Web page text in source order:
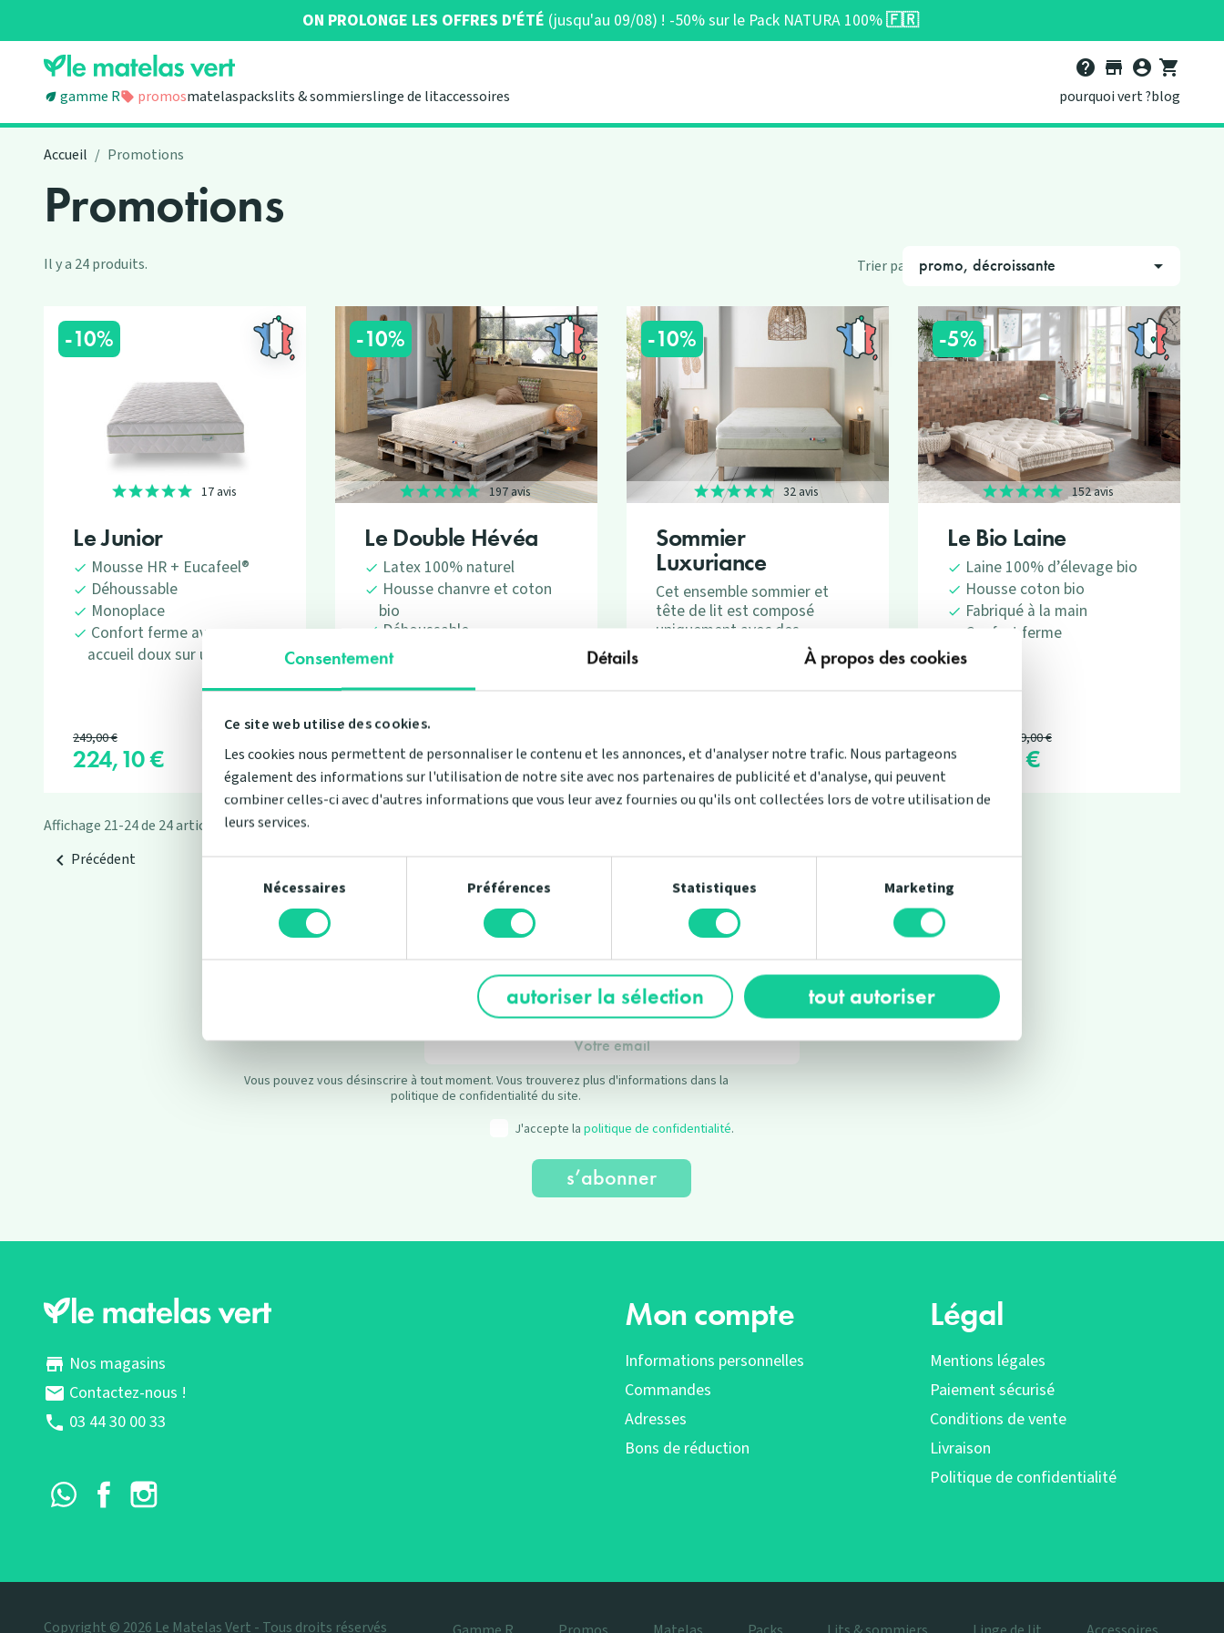
Consentement Détails À propos des cookies
Ce site web utilise des cookies.
Les cookies nous permettent de personnaliser le contenu et les annonces, et d'analyser notre trafic. Nous partageons
également des informations sur l'utilisation de notre site avec nos partenaires de publicité et d'analyse, qui peuvent
combiner celles-ci avec d'autres informations que vous leur avez fournies ou qu'ils ont collectées lors de votre utilisation de
leurs services.
Nécessaires Préférences Statistiques Marketing
autoriser la sélection tout autoriser
ON PROLONGE LES OFFRES D'ÉTÉ (jusqu'au 09/08) ! -50% sur le Pack NATURA 100%🇫🇷
help store account_circle shopping_cart
Gamme R promosmatelaspackslits & sommierslinge de litaccessoires pourquoi vert ?blog
Accueil Promotions
Promotions
Il y a 24 produits. Trier par : promo, décroissante 
Le Junior
Mousse HR + Eucafeel®
Déhoussable
Monoplace
Confort ferme avec un
accueil doux sur une face
Prix de base
249,00 €
Prix
224,10 €
17 avis
-10%
Le Double Hévéa
Latex 100% naturel
Housse chanvre et coton
bio
Déhoussable
7 zones de confort
ou ferme
Prix
899,10 €
197 avis
-10%
Sommier
Luxuriance
Cet ensemble sommier et
tête de lit est composé
uniquement avec des
matières naturelles alliant
textile lin et garnissage fibres
Prix
332,10 €
32 avis
-10%
Le Bio Laine
Laine 100% d’élevage bio
Housse coton bio
Fabriqué à la main
Confort ferme
Prix de base
999,00 €
Prix
949,05 €
152 avis
-5%
Affichage 21-24 de 24 article(s)
 Précédent
Plantez un arbre et recevez nos offres promo !
Inscrivez-vous à la newsletter.
Vous pouvez vous désinscrire à tout moment. Vous trouverez plus d'informations dans la
politique de confidentialité du site.
J'accepte la politique de confidentialité.
store Nos magasins
mail Contactez-nous !
phone 03 44 30 00 33
Mon compte
Informations personnelles
Commandes
Adresses
Bons de réduction
Légal
Mentions légales
Paiement sécurisé
Conditions de vente
Livraison
Politique de confidentialité
Whatsapp
Facebook
Copyright © 2026 Le Matelas Vert - Tous droits réservés